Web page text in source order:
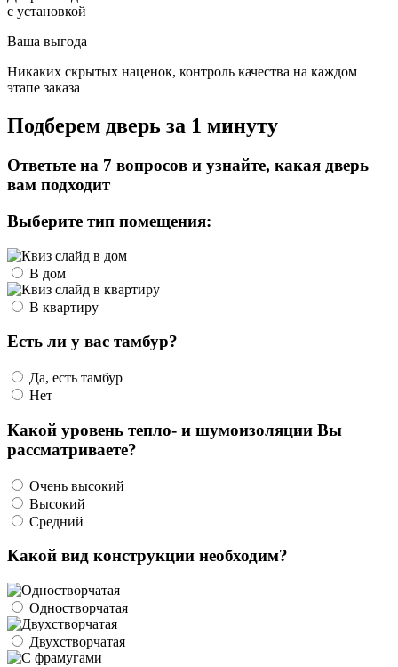
с установкой
Ваша выгода
Никаких скрытых наценок, контроль качества на каждом
этапе заказа
Подберем дверь за 1 минуту
Ответьте на 7 вопросов и узнайте, какая дверь
вам подходит
Выберите тип помещения:
В дом
В квартиру
Есть ли у вас тамбур?
Да, есть тамбур
Нет
Какой уровень тепло- и шумоизоляции Вы
рассматриваете?
Очень высокий
Высокий
Средний
Какой вид конструкции необходим?
Одностворчатая
Двухстворчатая